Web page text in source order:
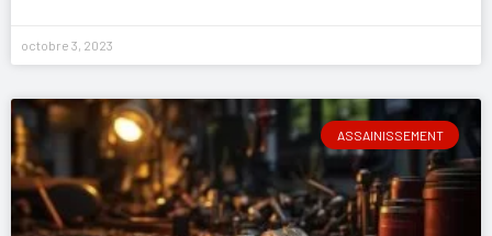
octobre 3, 2023
ASSAINISSEMENT